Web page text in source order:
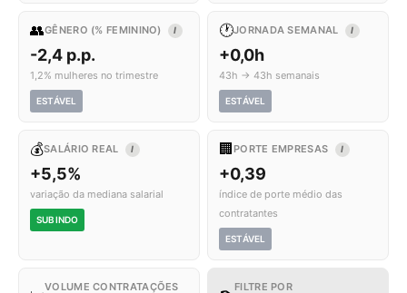
👥GÊNERO (% FEMININO) I
-2,4 p.p.
1,2% mulheres no trimestre
ESTÁVEL
🕐JORNADA SEMANAL I
+0,0h
43h → 43h semanais
ESTÁVEL
💰SALÁRIO REAL I
+5,5%
variação da mediana salarial
SUBINDO
🏢 PORTE EMPRESAS I
+0,39
índice de porte médio das
contratantes
ESTÁVEL
VOLUME CONTRATAÇÕES
FILTRE POR